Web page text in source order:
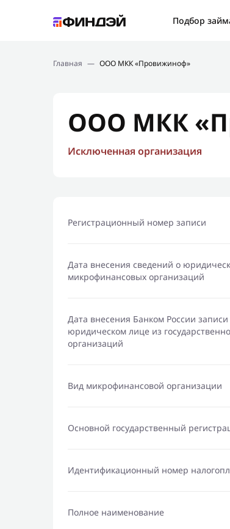
Подбор
Новости
Главная — ООО МКК «Провижиноф»
ООО МКК
Исключенная организация
Регистрационный номер записи
Дата внесения сведений о
микрофинансовых организаций
Дата внесения Банком России
юридическом лице из
организаций
Вид микрофинансовой организации
Основной государственный
Идентификационный номер
Полное наименование